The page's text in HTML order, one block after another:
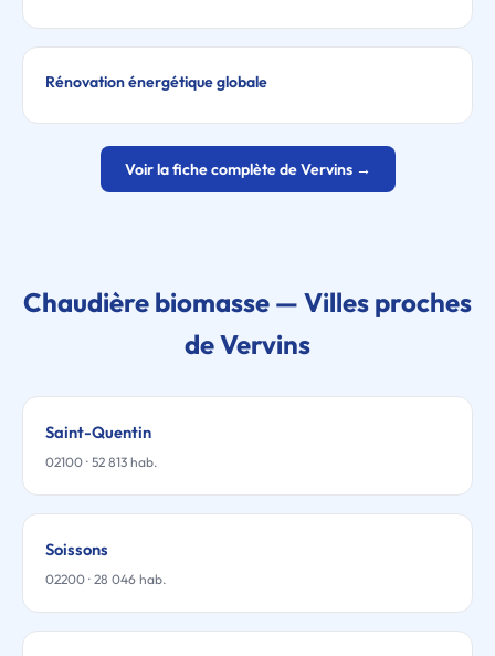
Rénovation énergétique globale
Voir la fiche complète de Vervins →
Chaudière biomasse — Villes proches
de Vervins
Saint-Quentin
02100 · 52 813 hab.
Soissons
02200 · 28 046 hab.